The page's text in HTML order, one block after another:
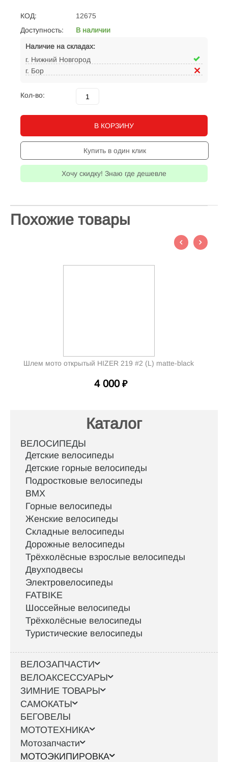
КОД:
12675
Доступность:
В наличии
Наличие на складах:
г. Нижний Новгород
г. Бор
Кол-во:
В КОРЗИНУ
Купить в один клик
Хочу скидку! Знаю где дешевле
Похожие товары
Шлем мото открытый HIZER 219 #2 (L) matte-black
4 000 ₽
Каталог
ВЕЛОСИПЕДЫ
Детские велосипеды
Детские горные велосипеды
Подростковые велосипеды
BMX
Горные велосипеды
Женские велосипеды
Складные велосипеды
Дорожные велосипеды
Трёхколёсные взрослые велосипеды
Двухподвесы
Электровелосипеды
FATBIKE
Шоссейные велосипеды
Трёхколёсные велосипеды
Туристические велосипеды
ВЕЛОЗАПЧАСТИ
ВЕЛОАКСЕССУАРЫ
ЗИМНИЕ ТОВАРЫ
САМОКАТЫ
БЕГОВЕЛЫ
МОТОТЕХНИКА
Мотозапчасти
МОТОЭКИПИРОВКА